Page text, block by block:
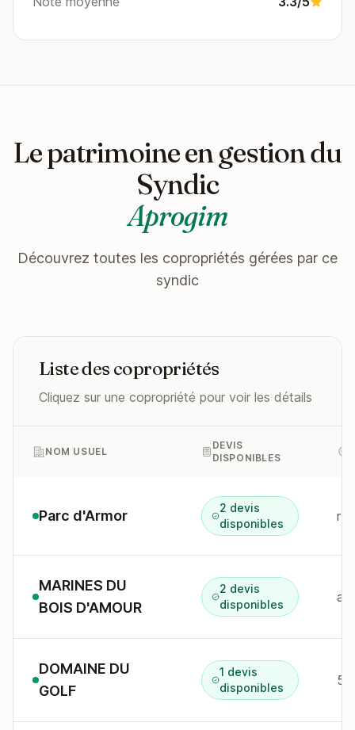
Le patrimoine en gestion du
Syndic
Aprogim
Découvrez toutes les copropriétés gérées par ce
syndic
Liste des copropriétés
Cliquez sur une copropriété pour voir les détails
NOM USUEL
DEVIS
DISPONIBLES
Parc d'Armor
2 devis
disponibles
MARINES DU
BOIS D'AMOUR
2 devis
disponibles
av
DOMAINE DU
GOLF
1 devis
disponibles
5